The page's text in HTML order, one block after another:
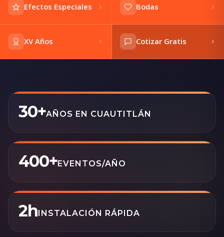
Efectos Especiales Bodas
XV Años Cotizar Gratis
30+AÑOS EN CUAUTITLÁN
400+EVENTOS/AÑO
2hINSTALACIÓN RÁPIDA